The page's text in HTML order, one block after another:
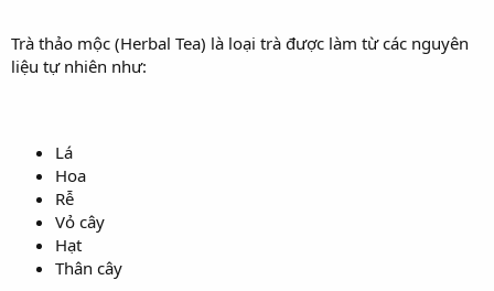
Trà thảo mộc (Herbal Tea) là loại trà được làm từ các nguyên
liệu tự nhiên như:
Lá
Hoa
Rễ
Vỏ cây
Hạt
Thân cây